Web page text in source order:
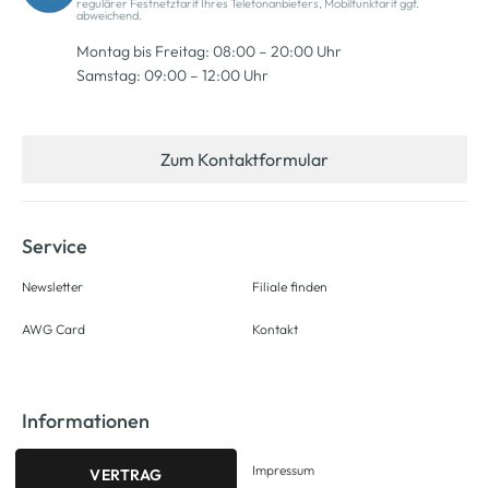
regulärer Festnetztarif Ihres Telefonanbieters, Mobilfunktarif ggf.
abweichend.
Montag bis Freitag: 08:00 – 20:00 Uhr
Samstag: 09:00 – 12:00 Uhr
Zum Kontaktformular
Service
Newsletter
AWG Card
Filiale finden
Kontakt
Informationen
VERTRAG
Impressum